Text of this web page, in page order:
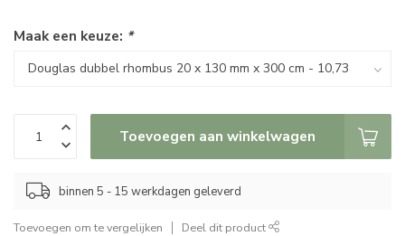
Maak een keuze: *
Toevoegen aan winkelwagen
binnen 5 - 15 werkdagen geleverd
Toevoegen om te vergelijken Deel dit product